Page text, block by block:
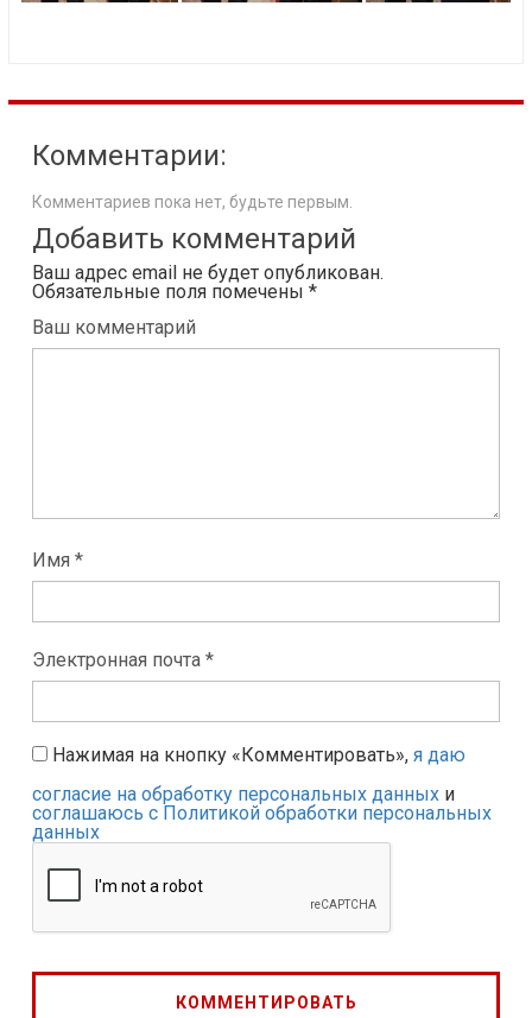
Комментарии:
Комментариев пока нет, будьте первым.
Добавить комментарий
Ваш адрес email не будет опубликован.
Обязательные поля помечены *
Ваш комментарий
Имя *
Электронная почта *
Нажимая на кнопку «Комментировать», я даю
согласие на обработку персональных данных и
соглашаюсь с Политикой обработки персональных
данных